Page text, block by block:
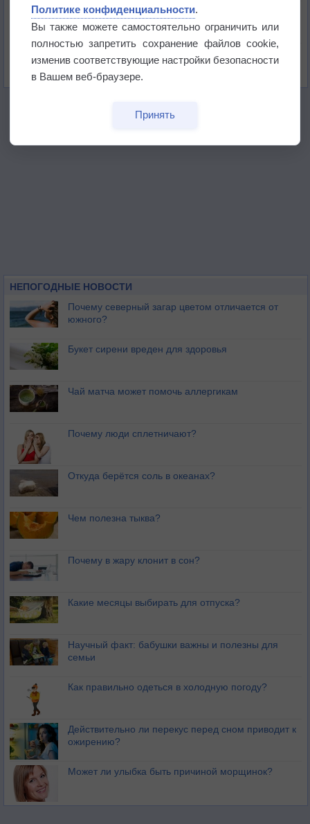
Лето продолжит щедро раздавать своё тепло!
НЕПОГОДНЫЕ НОВОСТИ
Почему северный загар цветом отличается от
южного?
Букет сирени вреден для здоровья
Чай матча может помочь аллергикам
Почему люди сплетничают?
Откуда берётся соль в океанах?
Чем полезна тыква?
Почему в жару клонит в сон?
Какие месяцы выбирать для отпуска?
Научный факт: бабушки важны и полезны для
семьи
Как правильно одеться в холодную погоду?
Действительно ли перекус перед сном приводит к
ожирению?
Может ли улыбка быть причиной морщинок?
Политике конфиденциальности.
Вы также можете самостоятельно ограничить или
полностью запретить сохранение файлов cookie,
изменив соответствующие настройки безопасности
в Вашем веб-браузере.
Принять